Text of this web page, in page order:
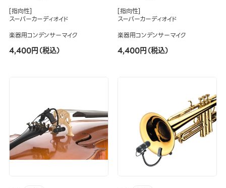
[指向性]
スーパーカーディオイド
楽器用コンデンサーマイク
4,400円（税込）
[指向性]
スーパーカーディオイド
楽器用コンデンサーマイク
4,400円（税込）